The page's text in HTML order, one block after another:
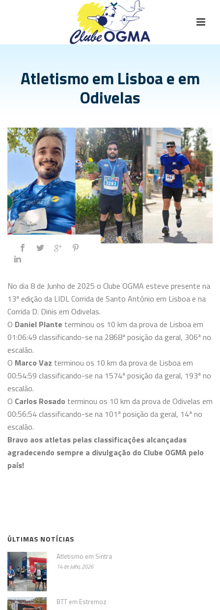
Atletismo em Lisboa e em
Odivelas
No dia 8 de Junho de 2025 o Clube OGMA esteve presente na
13ª edição da LIDL Corrida de Santo António em Lisboa e na
Corrida D. Dinis em Odivelas.
O Daniel Plante terminou os 10 km da prova de Lisboa em
01:06:49 classificando-se na 2868ª posição da geral, 306ª no
escalão.
O Marco Vaz terminou os 10 km da prova de Lisboa em
00:54:59 classificando-se na 1574ª posição da geral, 193ª no
escalão.
O Carlos Rosado terminou os 10 km da prova de Odivelas em
00:56:54 classificando-se na 101ª posição da geral, 14ª no
escalão.
Bravo aos atletas pelas classificações alcançadas
agradecendo sempre a divulgação do Clube OGMA pelo
país!
ÚLTIMAS NOTÍCIAS
Atletismo em Sintra
14 de Julho, 2026
BTT em Estremoz